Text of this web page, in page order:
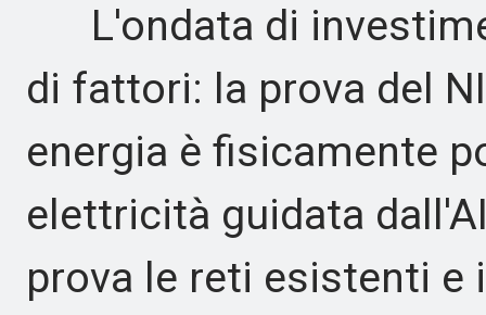
L'ondata di
di fattori: la prova del
energia è fisicamente
elettricità guidata
prova le reti esistenti e